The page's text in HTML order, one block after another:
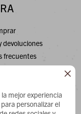

mejor experiencia
personalizar el
devoluciones
frecuentes